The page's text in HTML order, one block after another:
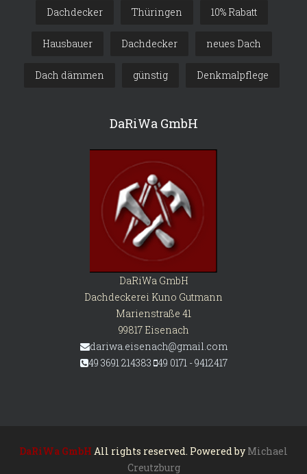
Dachdecker Thüringen 10% Rabatt
Hausbauer Dachdecker neues Dach
Dach dämmen günstig Denkmalpflege
DaRiWa GmbH
DaRiWa GmbH
Dachdeckerei Kuno Gutmann
Marienstraße 41
99817 Eisenach
dariwa.eisenach@gmail.com
49 3691 214383 49 0171 - 9412417
DaRiWa GmbH All rights reserved. Powered by Michael
Creutzburg